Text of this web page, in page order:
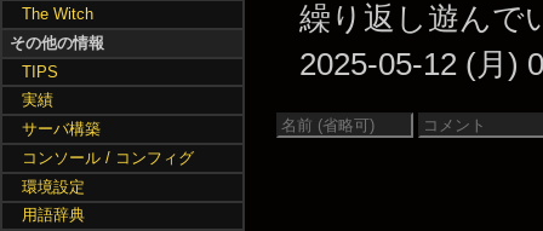
繰り返し遊んで
2025-05-12 (月)
The Witch
その他の情報
TIPS
実績
サーバ構築
コンソール / コンフィグ
環境設定
用語辞典